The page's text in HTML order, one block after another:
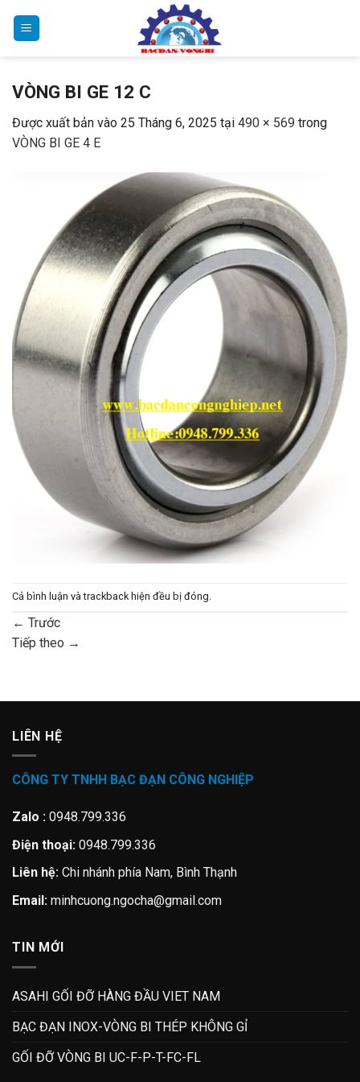
VÒNG BI GE 12 C
Được xuất bản vào 25 Tháng 6, 2025 tại 490 × 569 trong
VÒNG BI GE 4 E
Cả bình luận và trackback hiện đều bị đóng.
← Trước
Tiếp theo →
LIÊN HỆ
CÔNG TY TNHH BẠC ĐẠN CÔNG NGHIỆP
Zalo : 0948.799.336
Điện thoại: 0948.799.336
Liên hệ: Chi nhánh phía Nam, Bình Thạnh
Email: minhcuong.ngocha@gmail.com
TIN MỚI
ASAHI GỐI ĐỠ HÀNG ĐẦU VIET NAM
BẠC ĐẠN INOX-VÒNG BI THÉP KHÔNG GỈ
GỐI ĐỠ VÒNG BI UC-F-P-T-FC-FL